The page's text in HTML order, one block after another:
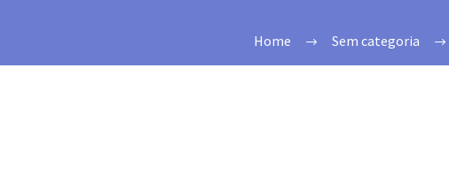
Home Sem categoria